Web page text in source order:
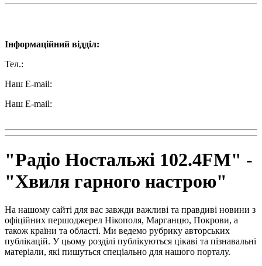
Інформаційний відділ:
Тел.:
Наш E-mail:
Наш E-mail:
"Радіо Ностальжі 102.4FM" -
"Хвиля гарного настрою"
На нашому сайті для вас завжди важливі та правдиві новини з
офіційних першоджерел Нікополя, Марганцю, Покрови, а
також країни та області. Ми ведемо рубрику авторських
публікацій. У цьому розділі публікуються цікаві та пізнавальні
матеріали, які пишуться спеціально для нашого порталу.